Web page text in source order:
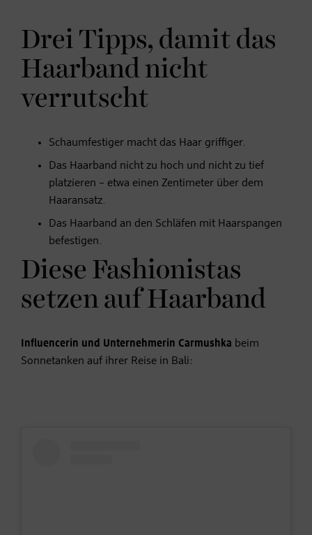
Drei Tipps, damit das
Haarband nicht
verrutscht
Schaumfestiger macht das Haar griffiger.
Das Haarband nicht zu hoch und nicht zu tief
platzieren – etwa einen Zentimeter über dem
Haaransatz.
Das Haarband an den Schläfen mit Haarspangen
befestigen.
Diese Fashionistas
setzen auf Haarband
Influencerin und Unternehmerin Carmushka beim
Sonnetanken auf ihrer Reise in Bali: